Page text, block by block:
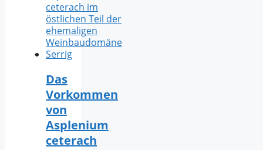
Das
Vorkommen
von
Asplenium
ceterach